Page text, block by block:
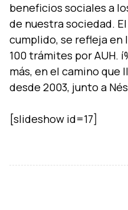
beneficios sociales a
de nuestra sociedad.
cumplido, se refleja en
100 trámites por AUH.
más, en el camino que
desde 2003, junto a